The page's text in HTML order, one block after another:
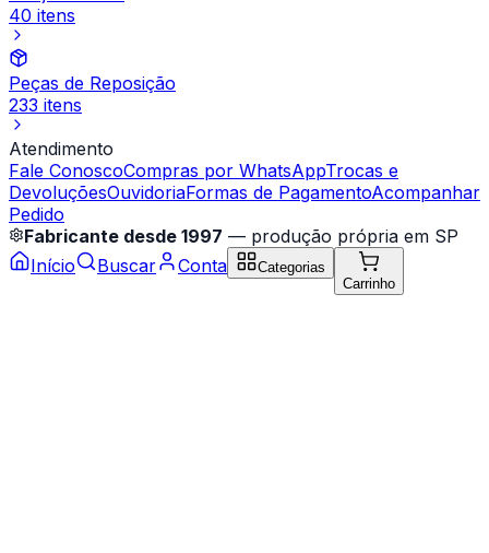
40 itens
Peças de Reposição
233 itens
Atendimento
Fale ConoscoCompras por WhatsAppTrocas e
DevoluçõesOuvidoriaFormas de PagamentoAcompanhar
Pedido
Fabricante desde 1997 — produção própria em SP
Início
Buscar Conta
Categorias
Carrinho